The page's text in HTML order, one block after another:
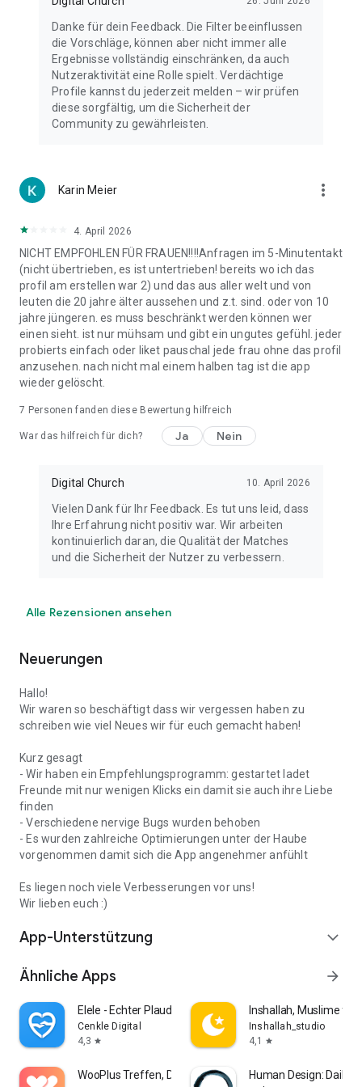
Danke für dein Feedback. Die Filter beeinflussen
die Vorschläge, können aber nicht immer alle
Ergebnisse vollständig einschränken, da auch
Nutzeraktivität eine Rolle spielt. Verdächtige
Profile kannst du jederzeit melden – wir prüfen
diese sorgfältig, um die Sicherheit der
Community zu gewährleisten.
Karin Meier more_vert
4. April 2026
NICHT EMPFOHLEN FÜR FRAUEN!!!!Anfragen im 5-Minutentakt
(nicht übertrieben, es ist untertrieben! bereits wo ich das
profil am erstellen war 2) und das aus aller welt und von
leuten die 20 jahre älter aussehen und z.t. sind. oder von 10
jahre jüngeren. es muss beschränkt werden können wer
einen sieht. ist nur mühsam und gibt ein ungutes gefühl. jeder
probierts einfach oder liket pauschal jede frau ohne das profil
anzusehen. nach nicht mal einem halben tag ist die app
wieder gelöscht.
7 Personen fanden diese Bewertung hilfreich
War das hilfreich für dich? Ja Nein
Digital Church 10. April 2026
Vielen Dank für Ihr Feedback. Es tut uns leid, dass
Ihre Erfahrung nicht positiv war. Wir arbeiten
kontinuierlich daran, die Qualität der Matches
und die Sicherheit der Nutzer zu verbessern.
Alle Rezensionen ansehen
Neuerungen
Hallo!
Wir waren so beschäftigt dass wir vergessen haben zu
schreiben wie viel Neues wir für euch gemacht haben!
Kurz gesagt
- Wir haben ein Empfehlungsprogramm: gestartet ladet
Freunde mit nur wenigen Klicks ein damit sie auch ihre Liebe
finden
- Verschiedene nervige Bugs wurden behoben
- Es wurden zahlreiche Optimierungen unter der Haube
vorgenommen damit sich die App angenehmer anfühlt
Es liegen noch viele Verbesserungen vor uns!
Wir lieben euch :)
App-Unterstützung expand_more
Ähnliche Apps arrow_forward
Elele - Echter Plaudern
Cenkle Digital
4,3 star
Inshallah, Muslime für
Inshallah_studio
4,1
star
WooPlus Treffen, Daten Singles Human Design: Daily